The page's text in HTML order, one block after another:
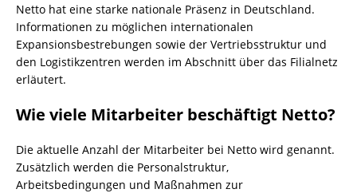
Netto hat eine starke nationale Präsenz in Deutschland.
Informationen zu möglichen internationalen
Expansionsbestrebungen sowie der Vertriebsstruktur und
den Logistikzentren werden im Abschnitt über das Filialnetz
erläutert.
Wie viele Mitarbeiter beschäftigt Netto?
Die aktuelle Anzahl der Mitarbeiter bei Netto wird genannt.
Zusätzlich werden die Personalstruktur,
Arbeitsbedingungen und Maßnahmen zur